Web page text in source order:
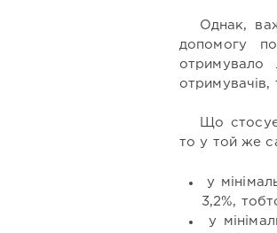
Однак,
допомогу
отримувало
отримувачів,
Що
то у той же
у
3,2%,
у